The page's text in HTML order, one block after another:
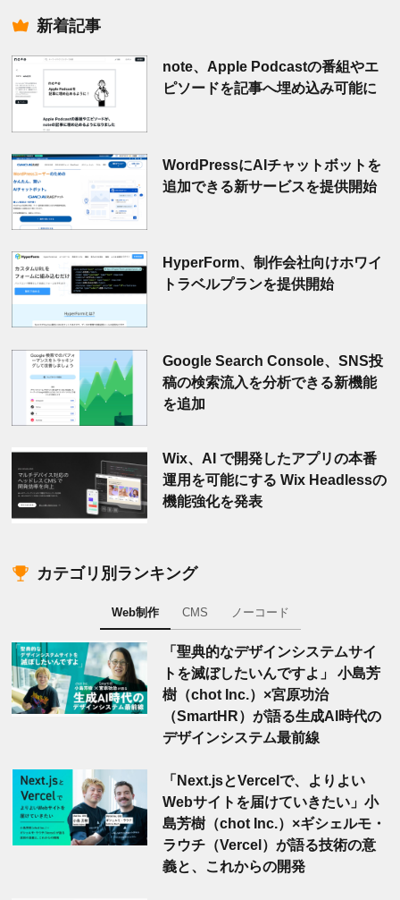
新着記事
note、Apple Podcastの番組やエ
ピソードを記事へ埋め込み可能に
WordPressにAIチャットボットを
追加できる新サービスを提供開始
HyperForm、制作会社向けホワイ
トラベルプランを提供開始
Google Search Console、SNS投
稿の検索流入を分析できる新機能
を追加
Wix、AI で開発したアプリの本番
運用を可能にする Wix Headlessの
機能強化を発表
カテゴリ別ランキング
Web制作 CMS ノーコード
「聖典的なデザインシステムサイ
トを滅ぼしたいんですよ」 小島芳
樹（chot Inc.）×宮原功治
（SmartHR）が語る生成AI時代の
デザインシステム最前線
「Next.jsとVercelで、よりよい
Webサイトを届けていきたい」小
島芳樹（chot Inc.）×ギシェルモ・
ラウチ（Vercel）が語る技術の意
義と、これからの開発